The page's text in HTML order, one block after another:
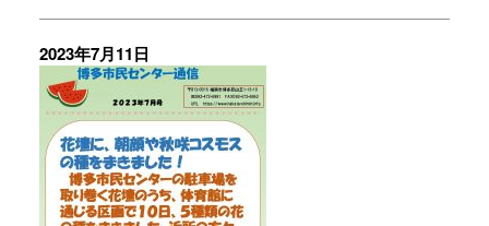
2023年7月11日